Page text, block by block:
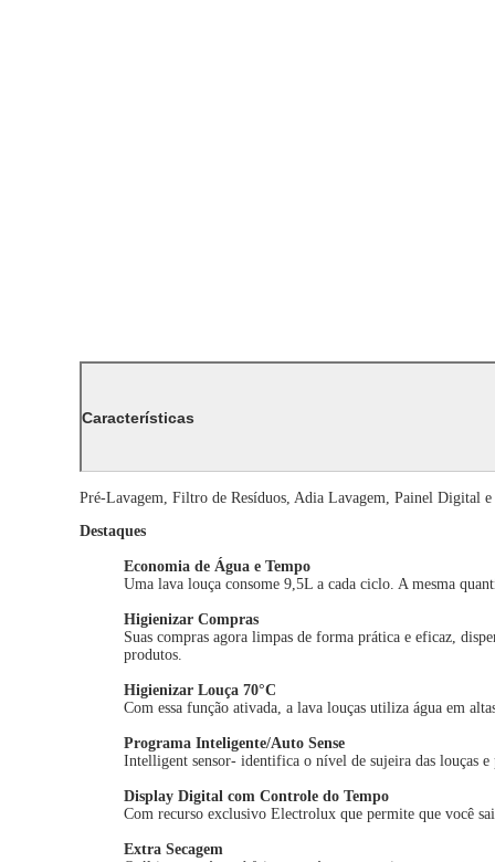
Características
Pré-Lavagem, Filtro de Resíduos, Adia Lavagem, Painel Digital e
Destaques
Economia de Água e Tempo
Uma lava louça consome 9,5L a cada ciclo. A mesma
Higienizar Compras
Suas compras agora limpas de forma prática e eficaz,
produtos.
Higienizar Louça 70°C
Com essa função ativada, a lava louças utiliza água em
Programa Inteligente/Auto Sense
Intelligent sensor- identifica o nível de sujeira das louças
Display Digital com Controle do Tempo
Com recurso exclusivo Electrolux que permite que você
Extra Secagem